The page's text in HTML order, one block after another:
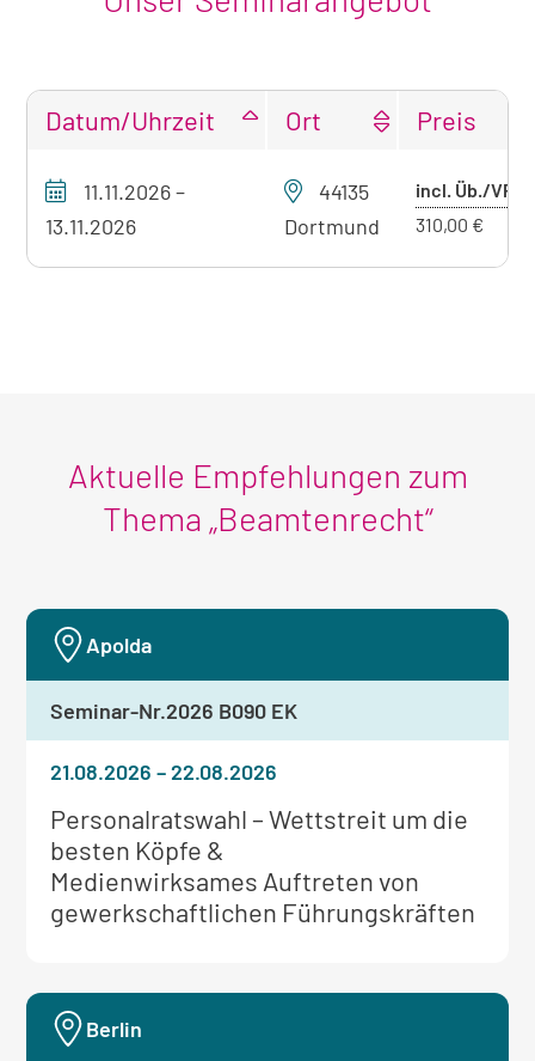
Übersicht
unseres
Seminarangebots
Datum/Uhrzeit Ort Preis
11.11.2026–
13.11.2026
44135
Dortmund
incl. Üb./VP
310,00 €
Aktuelle Empfehlungen zum
Thema „Beamtenrecht“
Weitere
Informationen
zum
Seminar:
Personalratswahl – Wettstreit um die
besten Köpfe &
Medienwirksames Auftreten von
gewerkschaftlichen Führungskräften
21.08.2026–22.08.2026
Apolda
Seminar-Nr.2026 B090 EK
Berlin